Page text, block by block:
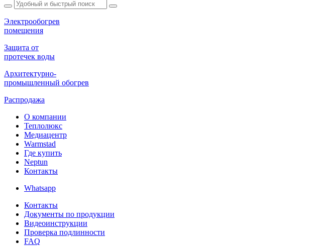
Электрообогрев
помещения
Защита от
протечек воды
Архитектурно-
промышленный обогрев
Распродажа
О компании
Теплолюкс
Медиацентр
Warmstad
Где купить
Neptun
Контакты
Whatsapp
Контакты
Документы по продукции
Видеоинструкции
Проверка подлинности
FAQ